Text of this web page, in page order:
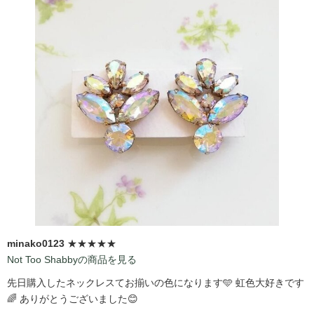
minako0123 ★★★★★
Not Too Shabbyの商品を見る
先日購入したネックレスてお揃いの色になります🩵 虹色大好きです
🌈 ありがとうございました😊